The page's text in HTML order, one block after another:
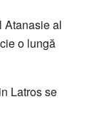
Atanasie al
o lungă
Latros se